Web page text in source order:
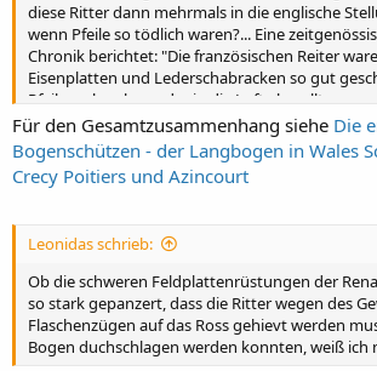
diese Ritter dann mehrmals in die englische
wenn Pfeile so tödlich waren?... Eine
Chronik berichtet: "Die französischen Reiter
Eisenplatten und Lederschabracken so gut
Pfeile zerbrachen oder in die Luft abprallten,
Freunde wie Feinde herabfielen." Die
Reiter erst wirksam bekämpfen, als ihnen die
ungeschützten Flanken als Ziel boten...
...
Für den Gesamtzusammenhang siehe Die
Bogenschützen - der Langbogen in Wales
Crecy Poitiers und Azincourt
Leonidas schrieb:
Ob die schweren Feldplattenrüstungen der
so stark gepanzert, dass die Ritter wegen des
Flaschenzügen auf das Ross gehievt werden
Bogen duchschlagen werden konnten, weiß ich